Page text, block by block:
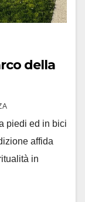
della
piedi ed in bici
affida
in